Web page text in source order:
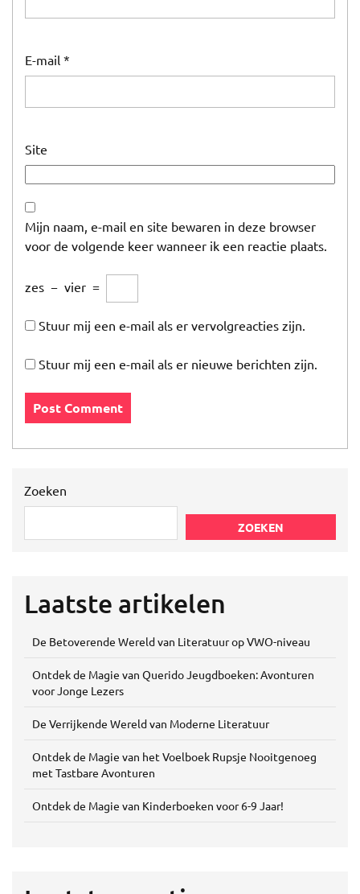
E-mail *
Site
Mijn naam, e-mail en site bewaren in deze browser
voor de volgende keer wanneer ik een reactie plaats.
zes − vier =
Stuur mij een e-mail als er vervolgreacties zijn.
Stuur mij een e-mail als er nieuwe berichten zijn.
Zoeken
ZOEKEN
Laatste artikelen
De Betoverende Wereld van Literatuur op VWO-niveau
Ontdek de Magie van Querido Jeugdboeken: Avonturen
voor Jonge Lezers
De Verrijkende Wereld van Moderne Literatuur
Ontdek de Magie van het Voelboek Rupsje Nooitgenoeg
met Tastbare Avonturen
Ontdek de Magie van Kinderboeken voor 6-9 Jaar!